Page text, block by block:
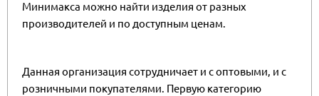
Минимакса можно найти изделия от разных
производителей и по доступным ценам.
Данная организация сотрудничает и с оптовыми, и с
розничными покупателями. Первую категорию